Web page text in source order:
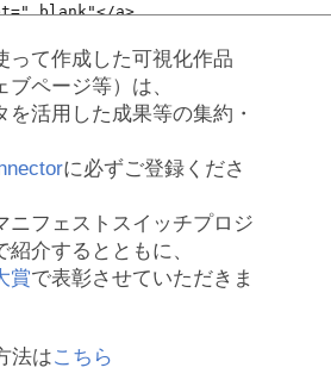
って作成した可視化作品
ブページ等）は、
を活用した成果等の集約・
に必ずご登録くださ
ニフェストスイッチプロジ
紹介するとともに、
賞で表彰させていただきま
法はこちら